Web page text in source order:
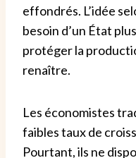
effondrés. L’idée
besoin d’un État
protéger la
renaître.
Les économistes
faibles taux de
Pourtant, ils ne